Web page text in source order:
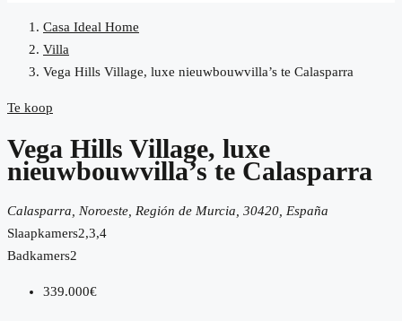
Casa Ideal Home
Villa
Vega Hills Village, luxe nieuwbouwvilla’s te Calasparra
Te koop
Vega Hills Village, luxe
nieuwbouwvilla’s te Calasparra
Calasparra, Noroeste, Región de Murcia, 30420, España
Slaapkamers2,3,4
Badkamers2
339.000€